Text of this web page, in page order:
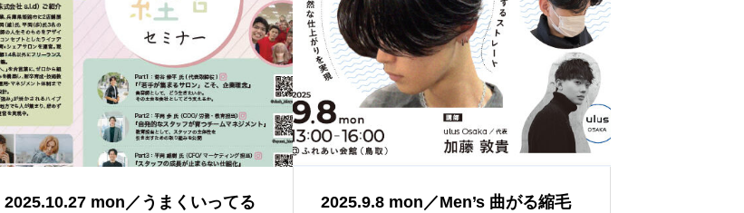
2025.10.27 mon／うまくいってる
2025.9.8 mon／Men’s 曲がる縮毛